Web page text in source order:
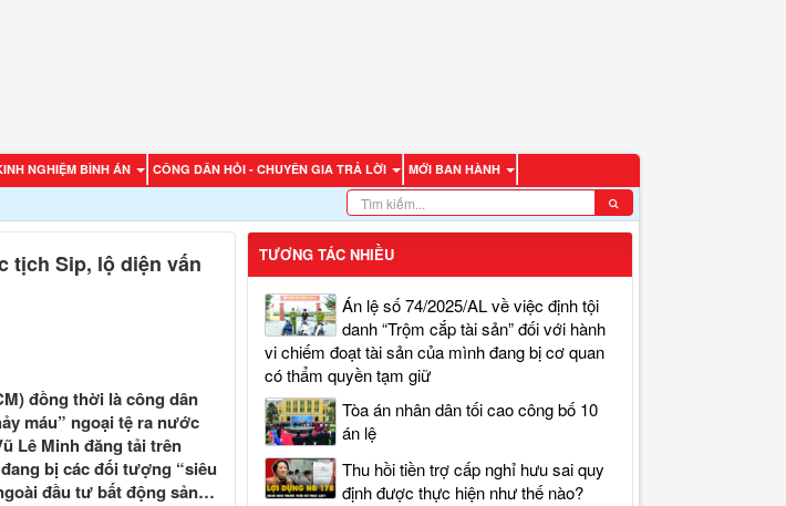
NGHIỆM BÌNH ÁN CÔNG DÂN HỎI - CHUYÊN GIA TRẢ LỜI MỚI BAN HÀNH
tịch Sip, lộ diện vấn
đồng thời là công dân
máu” ngoại tệ ra nước
Lê Minh đăng tải trên
bị các đối tượng “siêu
đầu tư bất động sản…
TƯƠNG TÁC NHIỀU
Án lệ số 74/2025/AL về việc định tội
danh “Trộm cắp tài sản” đối với hành
vi chiếm đoạt tài sản của mình đang bị cơ quan
có thẩm quyền tạm giữ
Tòa án nhân dân tối cao công bố 10
án lệ
Thu hồi tiền trợ cấp nghỉ hưu sai quy
định được thực hiện như thế nào?